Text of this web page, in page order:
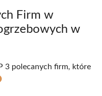
Firm w
w
3 polecanych firm, które